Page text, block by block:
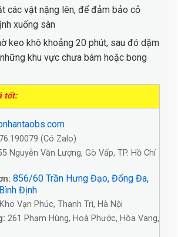
các vật nặng lên, để đảm bảo cỏ
xuống sàn
keo khô khoảng 20 phút, sau đó dặm
khu vực chưa bám hoặc bong
tốt:
(Có Zalo)
Nguyễn Văn Lượng, Gò Vấp, TP. Hồ Chí
856/60 Trần Hưng Đạo, Đống Đa,
Định
Kho Vạn Phúc, Thanh Trì, Hà Nội
261 Phạm Hùng, Hoà Phước, Hòa Vang,